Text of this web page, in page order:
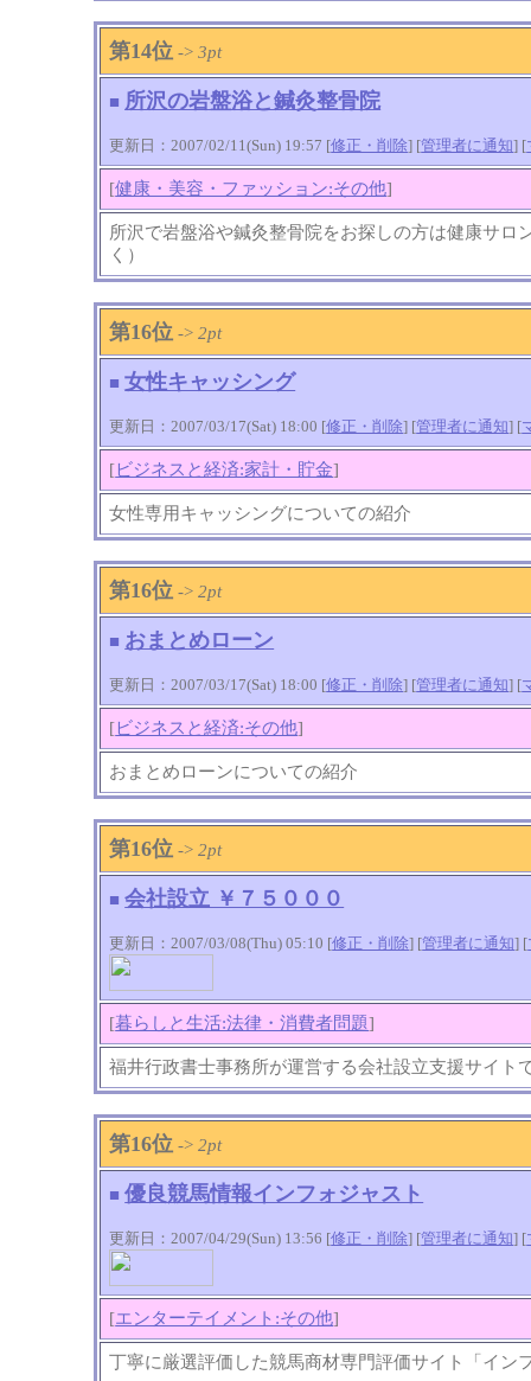
第14位 ->3pt
■ 所沢の岩盤浴と鍼灸整骨院
更新日：2007/02/11(Sun) 19:57 [修正・削除] [管理者に通知] [
[健康・美容・ファッション:その他]
所沢で岩盤浴や鍼灸整骨院をお探しの方は健康サロ
く）
第16位 ->2pt
■ 女性キャッシング
更新日：2007/03/17(Sat) 18:00 [修正・削除] [管理者に通知] [
[ビジネスと経済:家計・貯金]
女性専用キャッシングについての紹介
第16位 ->2pt
■ おまとめローン
更新日：2007/03/17(Sat) 18:00 [修正・削除] [管理者に通知] [
[ビジネスと経済:その他]
おまとめローンについての紹介
第16位 ->2pt
■ 会社設立 ￥７５０００
更新日：2007/03/08(Thu) 05:10 [修正・削除] [管理者に通知] [
[暮らしと生活:法律・消費者問題]
福井行政書士事務所が運営する会社設立支援サイト
第16位 ->2pt
■ 優良競馬情報インフォジャスト
更新日：2007/04/29(Sun) 13:56 [修正・削除] [管理者に通知] [
[エンターテイメント:その他]
丁寧に厳選評価した競馬商材専門評価サイト「イン